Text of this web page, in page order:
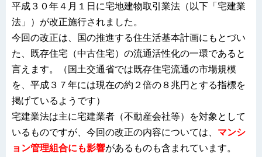
平成３０年４月１日に宅地建物取引業法（以下「宅建業
法」）が改正施行されました。
今回の改正は、国の推進する住生活基本計画にもとづい
た、既存住宅（中古住宅）の流通活性化の一環であると
言えます。（国土交通省では既存住宅流通の市場規模
を、平成３７年には現在の約２倍の８兆円とする指標を
掲げているようです）
宅建業法は主に宅建業者（不動産会社等）を対象として
いるものですが、今回の改正の内容については、 マンシ
ョン管理組合にも影響があるものも含まれています。